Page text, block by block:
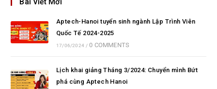
Aptech-Hanoi tuyển sinh ngành Lập Trình Viên
Quốc Tế 2024-2025
17/06/2024 / 0 COMMENTS
Lịch khai giảng Tháng 3/2024: Chuyển mình Bứt
phá cùng Aptech Hanoi